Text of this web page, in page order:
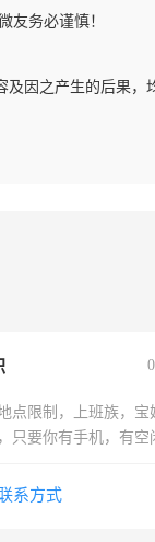
友务必谨慎！
因之产生的后果，
点限制，上班族，宝
只要你有手机，有空
十，每天挣零花钱没
系方式